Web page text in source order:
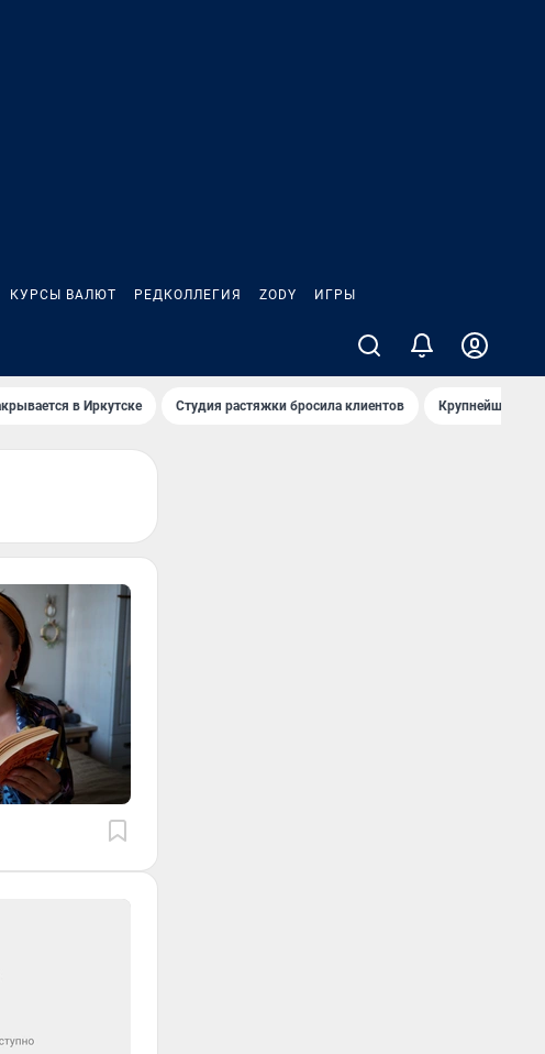
КУРСЫ ВАЛЮТ РЕДКОЛЛЕГИЯ ZODY ИГРЫ
в Иркутске Студия растяжки бросила клиентов Крупнейшие